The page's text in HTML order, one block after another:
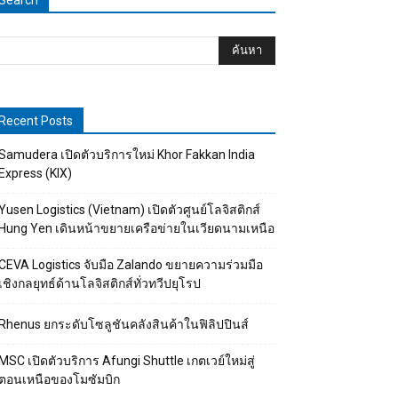
Posts
เปิดตัวบริการใหม่ Khor Fakkan India
(KIX)
Logistics (Vietnam) เปิดตัวศูนย์โลจิสติกส์
Yen เดินหน้าขยายเครือข่ายในเวียดนามเหนือ
Logistics จับมือ Zalando ขยายความร่วมมือ
ชิงกลยุทธ์ด้านโลจิสติกส์ทั่วทวีปยุโรป
ยกระดับโซลูชันคลังสินค้าในฟิลิปปินส์
เปิดตัวบริการ Afungi Shuttle เกตเวย์ใหม่สู่
อนเหนือของโมซัมบิก